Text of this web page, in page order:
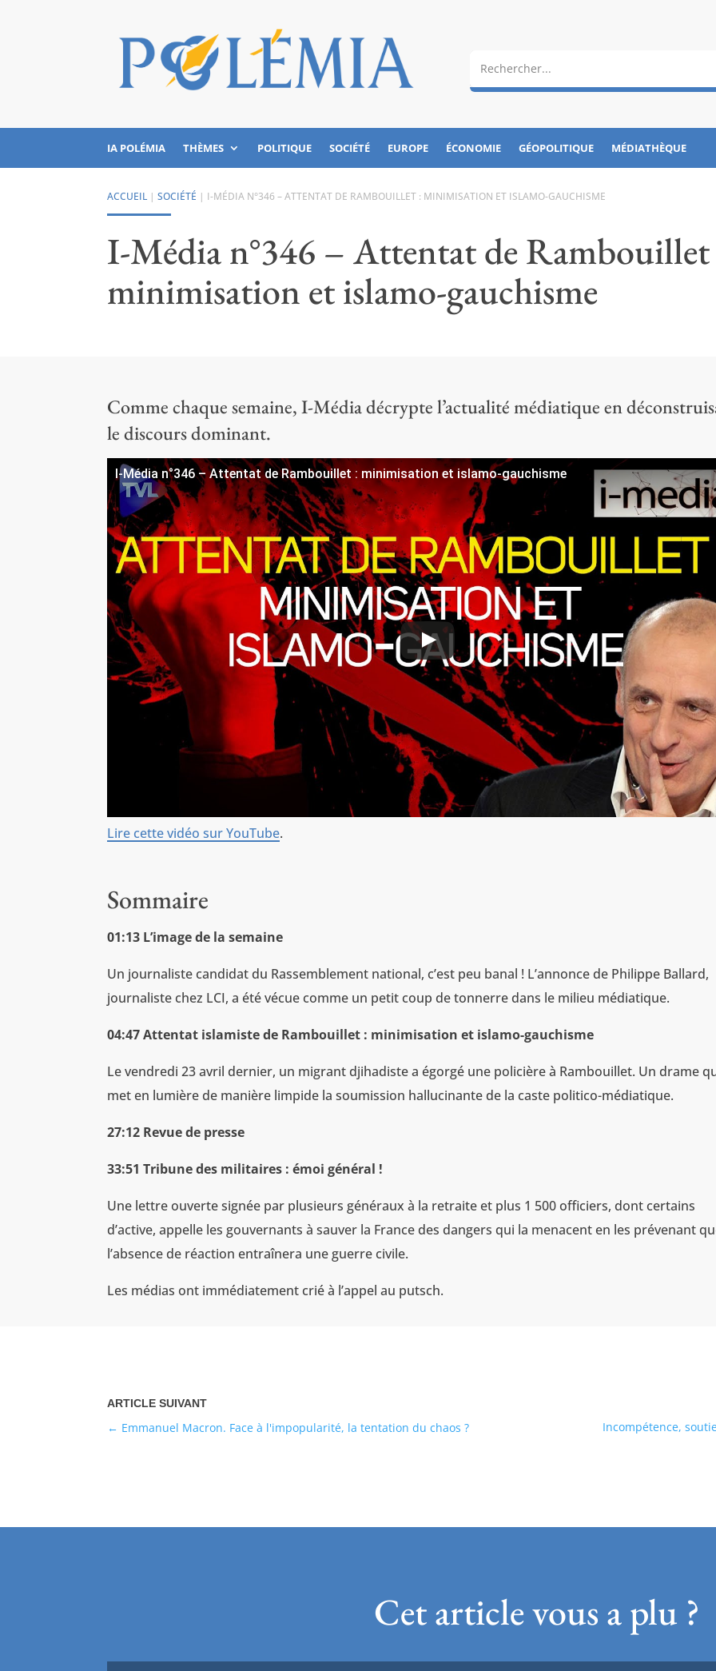
IA POLÉMIA THÈMES POLITIQUE SOCIÉTÉ EUROPE ÉCONOMIE GÉOPOLITIQUE MÉDIATHÈQUE
ACCUEIL |SOCIÉTÉ | I-MÉDIA N°346 – ATTENTAT DE RAMBOUILLET : MINIMISATION ET ISLAMO-GAUCHISME
I-Média n°346 – Attentat de
minimisation et islamo-gauchisme
Comme chaque semaine, I-Média décrypte l’actualité médiatique en
le discours dominant.
I-Média n°346 – Attentat de Rambouillet : minimisation et islamo-gauchisme
Lire cette vidéo sur YouTube.
Sommaire
01:13 L’image de la semaine
Un journaliste candidat du Rassemblement national, c’est peu banal ! L’annonce de Philippe Ballard,
journaliste chez LCI, a été vécue comme un petit coup de tonnerre dans le milieu médiatique.
04:47 Attentat islamiste de Rambouillet : minimisation et islamo-gauchisme
Le vendredi 23 avril dernier, un migrant djihadiste a égorgé une policière à Rambouillet. Un drame
met en lumière de manière limpide la soumission hallucinante de la caste politico-médiatique.
27:12 Revue de presse
33:51 Tribune des militaires : émoi général !
Une lettre ouverte signée par plusieurs généraux à la retraite et plus 1 500 officiers, dont certains
d’active, appelle les gouvernants à sauver la France des dangers qui la menacent en les prévenant
l’absence de réaction entraînera une guerre civile.
Les médias ont immédiatement crié à l’appel au putsch.
Incompétence,
Emmanuel Macron. Face à l'impopularité, la tentation du chaos ?
Cet article vous a plu ?